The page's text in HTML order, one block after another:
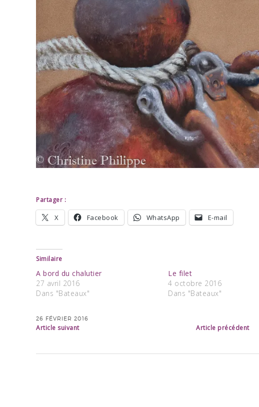
Partager :
X Facebook WhatsApp E-mail
Similaire
A bord du chalutier
27 avril 2016
Dans "Bateaux"
Le filet
4 octobre 2016
Dans "Bateaux"
26 FÉVRIER 2016
Article suivant Article précédent